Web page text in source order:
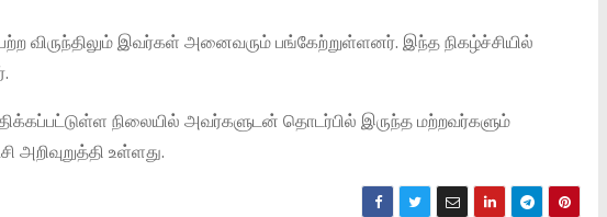
விருந்திலும் இவர்கள் அனைவரும் பங்கேற்றுள்ளனர். இந்த நிகழ்ச்சியில்
நிலையில் அவர்களுடன் தொடர்பில் இருந்த மற்றவர்களும்
உள்ளது.